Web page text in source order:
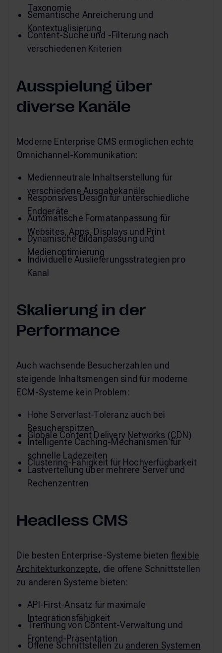
Taxonomie
Semantische Anreicherung und
Kontextualisierung
Content-Suche und -Filterung nach
verschiedenen Kriterien
Ausspielung über
diverse Kanäle
Moderne Enterprise CMS ermöglichen echte
Omnichannel-Kommunikation:
Medienneutrale Inhaltserstellung für
verschiedene Ausgabekanäle
Responsives Design für unterschiedliche
Endgeräte
Automatische Formatanpassung für
Websites, Apps, Displays und Print
Dynamische Bildanpassung und
Medienoptimierung
Individuelle Auslieferungsstrategien pro
Kanal
Skalierung in der
Performance
Auch wachsende Besucherzahlen und
steigende Inhaltsmengen sind für moderne
ECM-Systeme kein Problem:
Hohe Serverlast-Toleranz auch bei
Besucherspitzen
Globale Content Delivery Networks (CDN)
Intelligente Caching-Mechanismen für
schnelle Ladezeiten
Clustering-Fähigkeit für Hochverfügbarkeit
Lastverteilung über mehrere Server und
Rechenzentren
Headless CMS
Die besten Enterprise-Systeme bieten flexible
Architekturkonzepte, die offene Schnittstellen
zu anderen Systeme bieten:
API-First-Ansatz für maximale
Integrationsfähigkeit
Trennung von Content-Verwaltung und
Frontend-Präsentation
Offene Schnittstellen zu anderen Systemen